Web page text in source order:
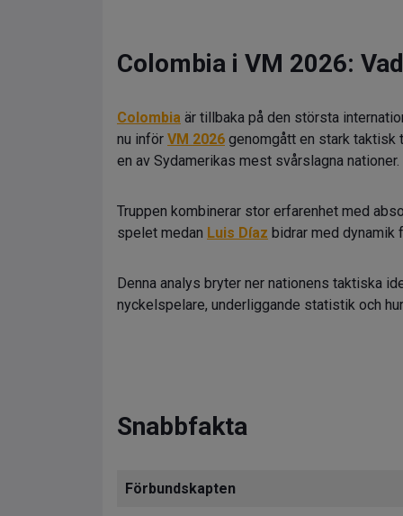
Colombia i VM 2026:
Colombia är tillbaka på den största
nu inför VM 2026 genomgått en stark taktisk
en av Sydamerikas mest svårslagna nationer.
Truppen kombinerar stor erfarenhet med
spelet medan Luis Díaz bidrar med dynamik
Denna analys bryter ner nationens taktiska
nyckelspelare, underliggande statistik och
Snabbfakta
Förbundskapten